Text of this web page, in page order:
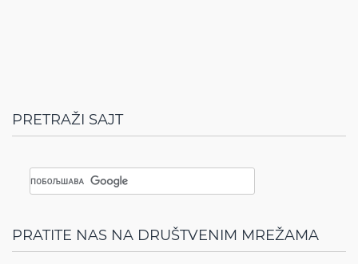
PRETRAŽI SAJT
PRATITE NAS NA DRUŠTVENIM MREŽAMA